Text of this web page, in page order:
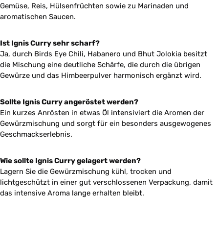
Gemüse, Reis, Hülsenfrüchten sowie zu Marinaden und
aromatischen Saucen.
Ist Ignis Curry sehr scharf?
Ja, durch Birds Eye Chili, Habanero und Bhut Jolokia besitzt
die Mischung eine deutliche Schärfe, die durch die übrigen
Gewürze und das Himbeerpulver harmonisch ergänzt wird.
Sollte Ignis Curry angeröstet werden?
Ein kurzes Anrösten in etwas Öl intensiviert die Aromen der
Gewürzmischung und sorgt für ein besonders ausgewogenes
Geschmackserlebnis.
Wie sollte Ignis Curry gelagert werden?
Lagern Sie die Gewürzmischung kühl, trocken und
lichtgeschützt in einer gut verschlossenen Verpackung, damit
das intensive Aroma lange erhalten bleibt.